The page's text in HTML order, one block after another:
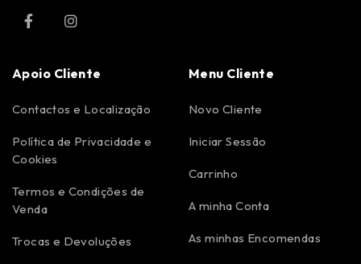
Apoio Cliente
Contactos e Localização
Política de Privacidade e
Cookies
Termos e Condições de
Venda
Trocas e Devoluções
Menu Cliente
Novo Cliente
Iniciar Sessão
Carrinho
A minha Conta
As minhas Encomendas